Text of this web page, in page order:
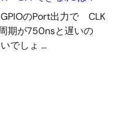
のPort出力で CLK
期が750nsと遅いの
でしょ ...